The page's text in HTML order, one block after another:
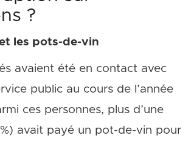
?
les pots-de-vin
avaient été en contact avec
public au cours de l’année
ces personnes, plus d’une
avait payé un pot-de-vin pour